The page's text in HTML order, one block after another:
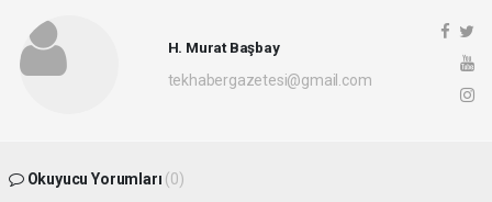
H. Murat Başbay
tekhabergazetesi@gmail.com
Okuyucu Yorumları (0)